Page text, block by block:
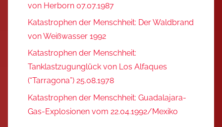
von Herborn 07.07.1987
Katastrophen der Menschheit: Der Waldbrand
von Weißwasser 1992
Katastrophen der Menschheit:
Tanklastzugunglück von Los Alfaques
(“Tarragona”) 25.08.1978
Katastrophen der Menschheit: Guadalajara-
Gas-Explosionen vom 22.04.1992/Mexiko